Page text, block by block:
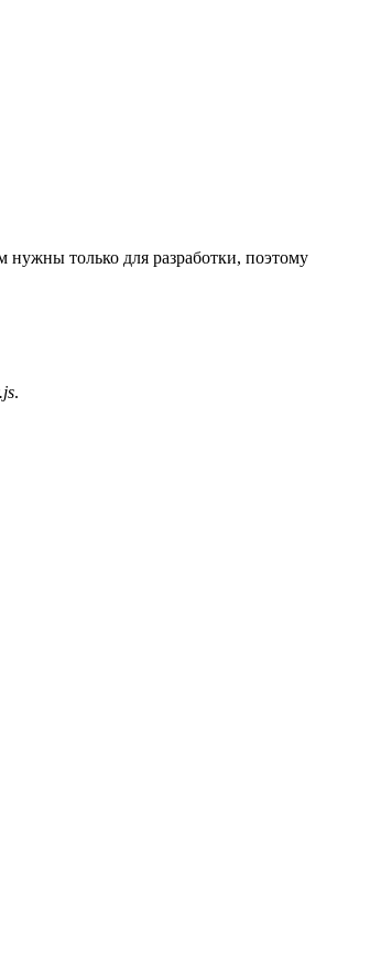
нужны только для разработки, поэтому
.